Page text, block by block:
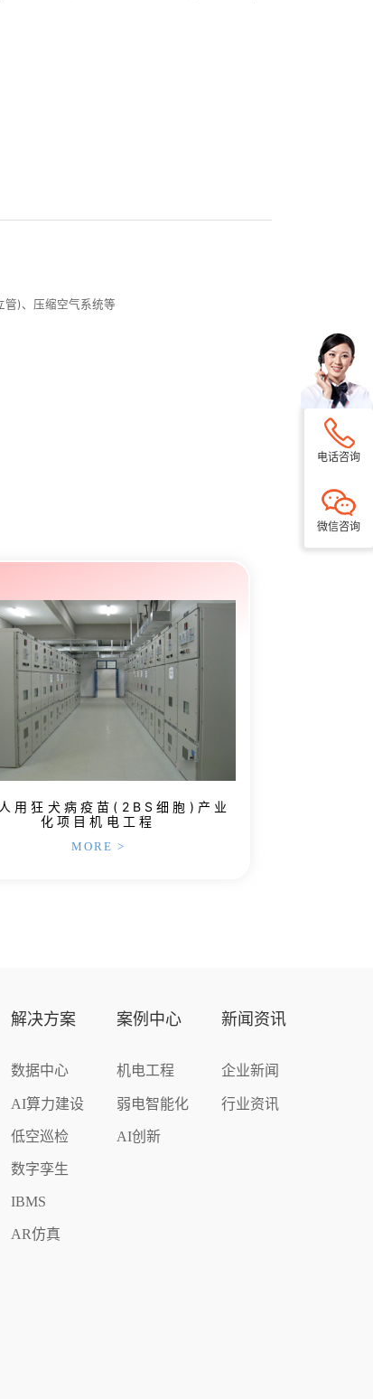
管)、压缩空气系统等
用狂犬病疫苗(2BS细胞)产业
化项目机电工程
MORE >
解决方案
数据中心
AI算力建设
低空巡检
数字孪生
IBMS
AR仿真
案例中心
机电工程
弱电智能化
AI创新
新闻资讯
企业新闻
行业资讯
电话咨询
微信咨询